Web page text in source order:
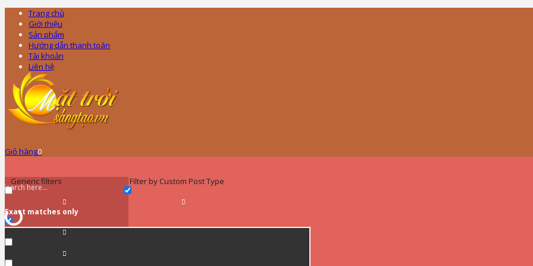
Trang chủ
Giới thiệu
Sản phẩm
Hướng dẫn thanh toán
Tài khoản
Liên hệ
Giỏ hàng0
Generic filters
Exact matches only
Filter by Custom Post Type